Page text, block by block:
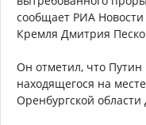
сообщает РИА Новости
Кремля Дмитрия
Он отметил, что
находящегося на
Оренбургской